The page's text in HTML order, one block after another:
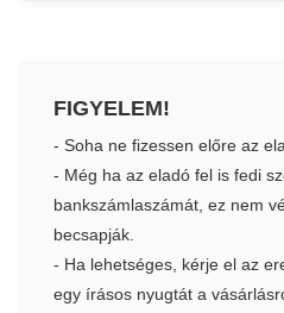
FIGYELEM!
- Soha ne fizessen előre az
- Még ha az eladó fel is fedi
bankszámlaszámát, ez nem
becsapják.
- Ha lehetséges, kérje el az
egy írásos nyugtát a